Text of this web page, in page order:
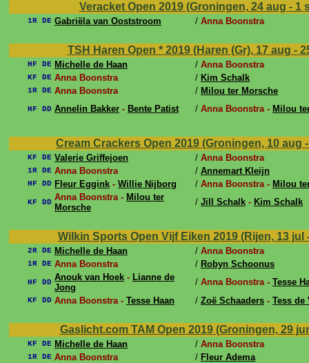
Veracket Open 2019 (Groningen, 24 aug - 1
1R DE Gabriëla van Ooststroom / Anna Boonstra
TSH Haren Open * 2019 (Haren (Gr), 17 aug -
HF DE Michelle de Haan / Anna Boonstra
KF DE Anna Boonstra / Kim Schalk
1R DE Anna Boonstra / Milou ter Morsche
HF DD Annelin Bakker - Bente Patist / Anna Boonstra - Milou
Cream Crackers Open 2019 (Groningen, 10 aug
KF DE Valerie Griffejoen / Anna Boonstra
1R DE Anna Boonstra / Annemart Kleijn
HF DD Fleur Eggink - Willie Nijborg / Anna Boonstra - Milou
KF DD Anna Boonstra - Milou ter
Morsche
/ Jill Schalk - Kim Schalk
Wilkin Sports Open Vijf Eiken 2019 (Rijen, 13 jul
2R DE Michelle de Haan / Anna Boonstra
1R DE Anna Boonstra / Robyn Schoonus
HF DD Anouk van Hoek - Lianne de
Jong
/ Anna Boonstra - Tesse
KF DD Anna Boonstra - Tesse Haan / Zoë Schaaders - Tess de
Gaslicht.com TAM Open 2019 (Groningen, 29
KF DE Michelle de Haan / Anna Boonstra
1R DE Anna Boonstra / Fleur Adema